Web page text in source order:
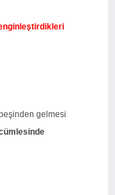
gelmesi